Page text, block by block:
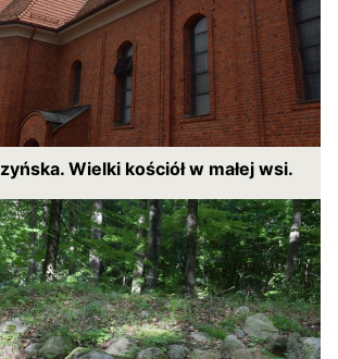
Wielki kościół w małej wsi.